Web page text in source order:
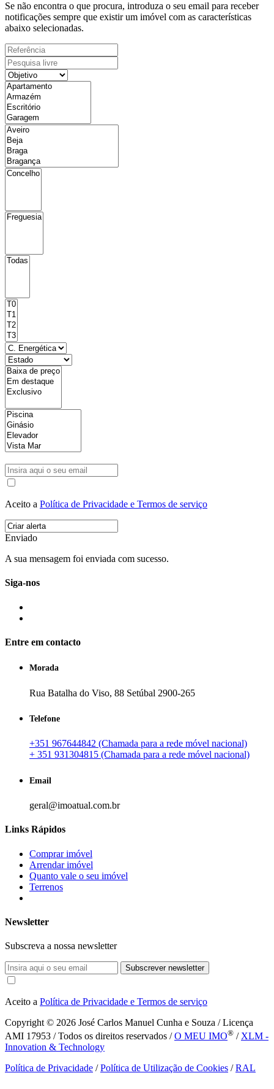
Se não encontra o que procura, introduza o seu email para receber
notificações sempre que existir um imóvel com as características
abaixo selecionadas.
Aceito a Política de Privacidade e Termos de serviço
Enviado
A sua mensagem foi enviada com sucesso.
Siga-nos
Entre em contacto
Morada
Rua Batalha do Viso, 88 Setúbal 2900-265
Telefone
+351 967644842 (Chamada para a rede móvel nacional)
+ 351 931304815 (Chamada para a rede móvel nacional)
Email
geral@imoatual.com.br
Links Rápidos
Comprar imóvel
Arrendar imóvel
Quanto vale o seu imóvel
Terrenos
Newsletter
Subscreva a nossa newsletter
Subscrever newsletter
Aceito a Política de Privacidade e Termos de serviço
Copyright © 2026 José Carlos Manuel Cunha e Souza / Licença
AMI 17953 / Todos os direitos reservados /O MEU IMO® /XLM -
Innovation & Technology
Política de Privacidade /Política de Utilização de Cookies /RAL